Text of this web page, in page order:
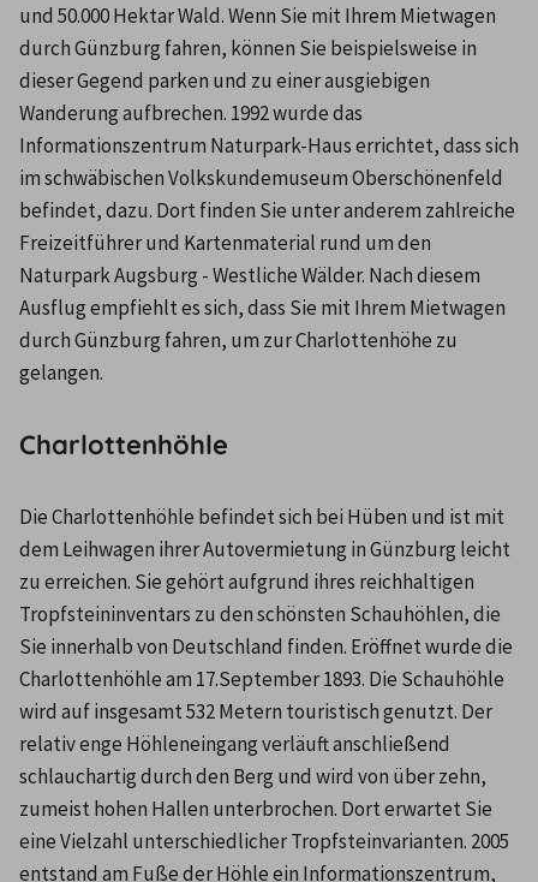
und 50.000 Hektar Wald. Wenn Sie mit Ihrem Mietwagen
durch Günzburg fahren, können Sie beispielsweise in
dieser Gegend parken und zu einer ausgiebigen
Wanderung aufbrechen. 1992 wurde das
Informationszentrum Naturpark-Haus errichtet, dass sich
im schwäbischen Volkskundemuseum Oberschönenfeld
befindet, dazu. Dort finden Sie unter anderem zahlreiche
Freizeitführer und Kartenmaterial rund um den
Naturpark Augsburg - Westliche Wälder. Nach diesem
Ausflug empfiehlt es sich, dass Sie mit Ihrem Mietwagen
durch Günzburg fahren, um zur Charlottenhöhe zu
gelangen.
Charlottenhöhle
Die Charlottenhöhle befindet sich bei Hüben und ist mit
dem Leihwagen ihrer Autovermietung in Günzburg leicht
zu erreichen. Sie gehört aufgrund ihres reichhaltigen
Tropfsteininventars zu den schönsten Schauhöhlen, die
Sie innerhalb von Deutschland finden. Eröffnet wurde die
Charlottenhöhle am 17.September 1893. Die Schauhöhle
wird auf insgesamt 532 Metern touristisch genutzt. Der
relativ enge Höhleneingang verläuft anschließend
schlauchartig durch den Berg und wird von über zehn,
zumeist hohen Hallen unterbrochen. Dort erwartet Sie
eine Vielzahl unterschiedlicher Tropfsteinvarianten. 2005
entstand am Fuße der Höhle ein Informationszentrum,